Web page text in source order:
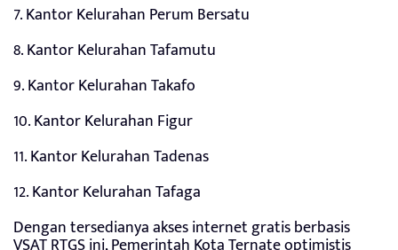
7. Kantor Kelurahan Perum Bersatu
8. Kantor Kelurahan Tafamutu
9. Kantor Kelurahan Takafo
10. Kantor Kelurahan Figur
11. Kantor Kelurahan Tadenas
12. Kantor Kelurahan Tafaga
Dengan tersedianya akses internet gratis berbasis